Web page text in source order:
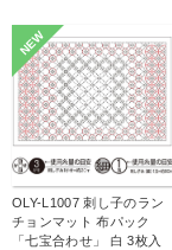
NEW
OLY-L1007 刺し子のラン
チョンマット 布パック
「七宝合わせ」 白 3枚入